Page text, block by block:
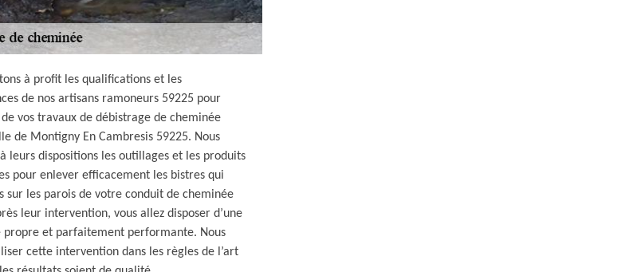
à profit les qualifications et les
de nos artisans ramoneurs 59225 pour
de vos travaux de débistrage de cheminée
de Montigny En Cambresis 59225. Nous
leurs dispositions les outillages et les produits
pour enlever efficacement les bistres qui
sur les parois de votre conduit de cheminée
leur intervention, vous allez disposer d’une
propre et parfaitement performante. Nous
cette intervention dans les règles de l’art